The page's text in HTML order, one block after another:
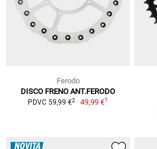
Ferodo
DISCO FRENO ANT.FERODO
PDVC 59,99 €2 49,99 €1
NOVITÀ